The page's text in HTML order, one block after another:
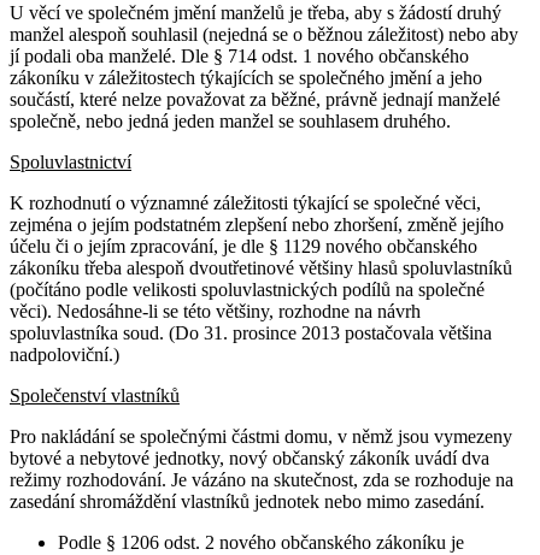
U věcí ve společném jmění manželů je třeba, aby s žádostí druhý
manžel alespoň souhlasil (nejedná se o běžnou záležitost) nebo aby
jí podali oba manželé. Dle § 714 odst. 1 nového občanského
zákoníku v záležitostech týkajících se společného jmění a jeho
součástí, které nelze považovat za běžné, právně jednají manželé
společně, nebo jedná jeden manžel se souhlasem druhého.
Spoluvlastnictví
K rozhodnutí o významné záležitosti týkající se společné věci,
zejména o jejím podstatném zlepšení nebo zhoršení, změně jejího
účelu či o jejím zpracování, je dle § 1129 nového občanského
zákoníku třeba alespoň dvoutřetinové většiny hlasů spoluvlastníků
(počítáno podle velikosti spoluvlastnických podílů na společné
věci). Nedosáhne-li se této většiny, rozhodne na návrh
spoluvlastníka soud. (Do 31. prosince 2013 postačovala většina
nadpoloviční.)
Společenství vlastníků
Pro nakládání se společnými částmi domu, v němž jsou vymezeny
bytové a nebytové jednotky, nový občanský zákoník uvádí dva
režimy rozhodování. Je vázáno na skutečnost, zda se rozhoduje na
zasedání shromáždění vlastníků jednotek nebo mimo zasedání.
Podle § 1206 odst. 2 nového občanského zákoníku je